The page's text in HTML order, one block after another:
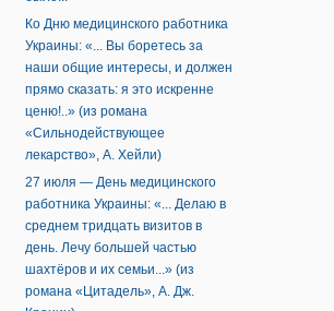
Ко Дню медицинского работника
Украины: «... Вы боретесь за
наши общие интересы, и должен
прямо сказать: я это искренне
ценю!..» (из романа
«Сильнодействующее
лекарство», А. Хейли)
27 июля — День медицинского
работника Украины: «... Делаю в
среднем тридцать визитов в
день. Лечу большей частью
шахтёров и их семьи...» (из
романа «Цитадель», А. Дж.